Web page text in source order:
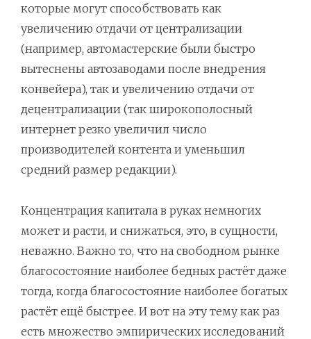
которые могут способствовать как
увеличению отдачи от централизации
(например, автомастерские были быстро
вытеснены автозаводами после внедрения
конвейера), так и увеличению отдачи от
децентрализации (так широкополосный
интернет резко увеличил число
производителей контента и уменьшил
средний размер редакции).
Концентрация капитала в руках немногих
может и расти, и снижаться, это, в сущности,
неважно. Важно то, что на свободном рынке
благосостояние наиболее бедных растёт даже
тогда, когда благосостояние наиболее богатых
растёт ещё быстрее. И вот на эту тему как раз
есть множество эмпирических исследований